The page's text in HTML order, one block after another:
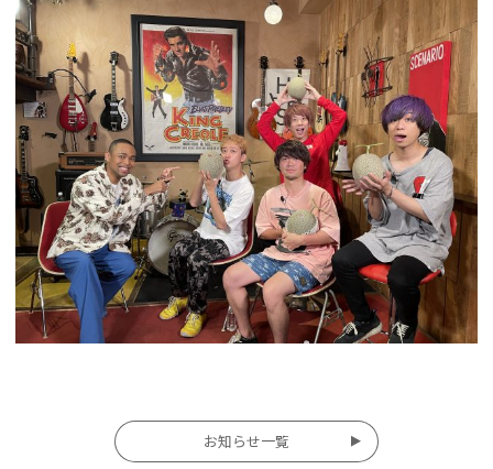
投
お知らせ一覧